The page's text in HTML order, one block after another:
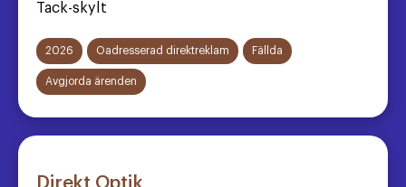
Tack-skylt
2026 Oadresserad direktreklam Fällda
Avgjorda ärenden
Direkt Optik